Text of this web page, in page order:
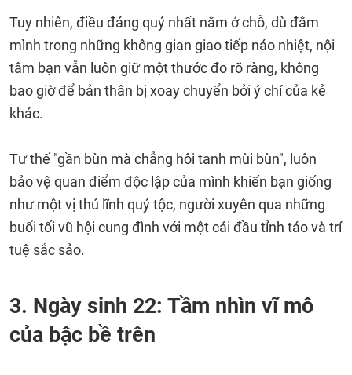
Tuy nhiên, điều đáng quý nhất nằm ở chỗ, dù đắm
mình trong những không gian giao tiếp náo nhiệt, nội
tâm bạn vẫn luôn giữ một thước đo rõ ràng, không
bao giờ để bản thân bị xoay chuyển bởi ý chí của kẻ
khác.
Tư thế "gần bùn mà chẳng hôi tanh mùi bùn", luôn
bảo vệ quan điểm độc lập của mình khiến bạn giống
như một vị thủ lĩnh quý tộc, người xuyên qua những
buổi tối vũ hội cung đình với một cái đầu tỉnh táo và trí
tuệ sắc sảo.
3. Ngày sinh 22: Tầm nhìn vĩ mô
của bậc bề trên